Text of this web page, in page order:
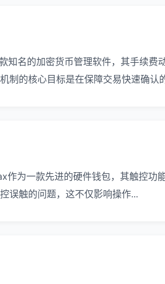
名的加密货币管理软件，其手续费
制的核心目标是在保障交易快速确认
为一款先进的硬件钱包，其触控功
误触的问题，这不仅影响操作...